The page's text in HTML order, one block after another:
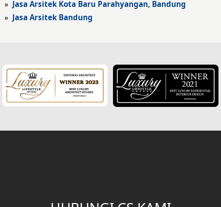
Fasad Rumah Klasik
Desain Rumah Mediteran
Fasad Rumah Mediteran
Desain Rumah Villa Bali
Desain Ruang Multifungsi
» Jasa Arsitek Kota Baru Parahyangan, Bandung
» Jasa Arsitek Bandung